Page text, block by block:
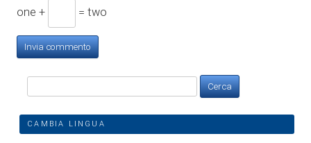
one + = two
per:
CAMBIA LINGUA